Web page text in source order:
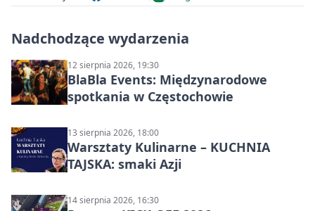
Nadchodzące wydarzenia
12 sierpnia 2026, 19:30
BlaBla Events: Międzynarodowe
spotkania w Częstochowie
13 sierpnia 2026, 18:00
Warsztaty Kulinarne – KUCHNIA
TAJSKA: smaki Azji
14 sierpnia 2026, 16:30